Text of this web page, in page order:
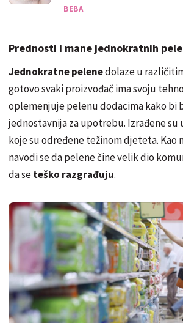
BEBA
Prednosti i mane jednokratnih
Jednokratne pelenedolaze u
gotovo svaki proizvođač ima svoju
oplemenjuje pelenu dodacima kako bi
jednostavnija za upotrebu. Izrađene su
koje su određene težinom djeteta. Kao
navodi se da pelene čine velik dio
da seteško razgrađuju.